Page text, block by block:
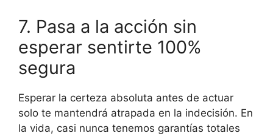
7. Pasa a la acción sin
esperar sentirte 100%
segura
Esperar la certeza absoluta antes de actuar
solo te mantendrá atrapada en la indecisión. En
la vida, casi nunca tenemos garantías totales